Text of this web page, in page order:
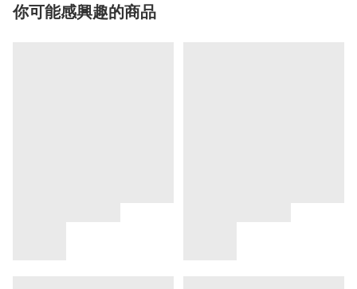
你可能感興趣的商品